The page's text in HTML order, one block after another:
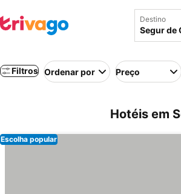
Destino
Filtros Ordenar por Preço
Hotéis em
Escolha popular